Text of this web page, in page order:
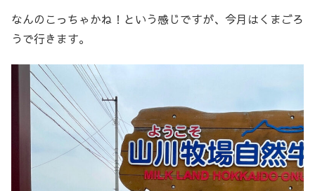
なんのこっちゃかね！という感じですが、今月はくまごろ
うで行きます。